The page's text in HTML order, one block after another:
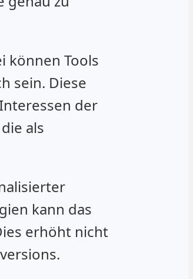
können Tools
sein. Diese
der
als
kann das
erhöht nicht